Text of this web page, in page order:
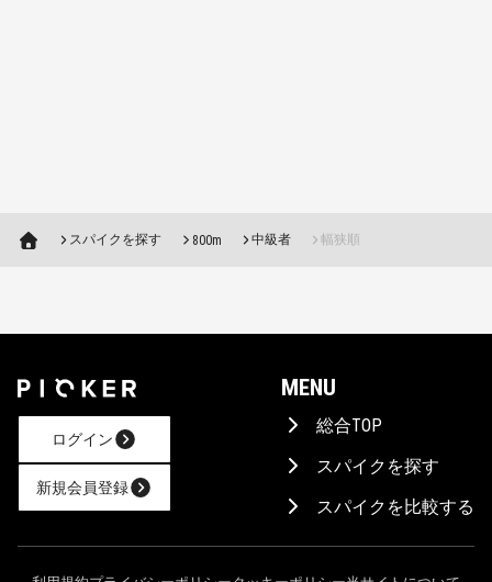
AIに相談！
スパイクを探す 800m 中級者 幅狭順
ログイン
新規会員登録
MENU
総合TOP
スパイクを探す
スパイクを比較する